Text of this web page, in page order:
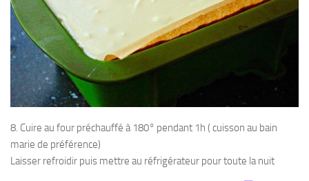
8. Cuire au four préchauffé à 180° pendant 1h ( cuisson au bain
marie de préférence)
Laisser refroidir puis mettre au réfrigérateur pour toute la nuit